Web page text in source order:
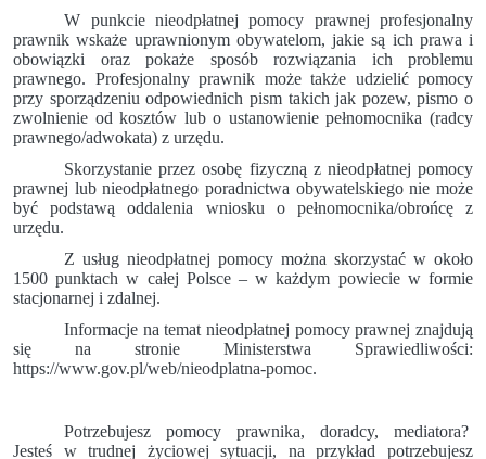
W punkcie nieodpłatnej pomocy prawnej profesjonalny
prawnik wskaże uprawnionym obywatelom, jakie są ich prawa i
obowiązki oraz pokaże sposób rozwiązania ich problemu
prawnego. Profesjonalny prawnik może także udzielić pomocy
przy sporządzeniu odpowiednich pism takich jak pozew, pismo o
zwolnienie od kosztów lub o ustanowienie pełnomocnika (radcy
prawnego/adwokata) z urzędu.
Skorzystanie przez osobę fizyczną z nieodpłatnej pomocy
prawnej lub nieodpłatnego poradnictwa obywatelskiego nie może
być podstawą oddalenia wniosku o pełnomocnika/obrońcę z
urzędu.
Z usług nieodpłatnej pomocy można skorzystać w około
1500 punktach w całej Polsce – w każdym powiecie w formie
stacjonarnej i zdalnej.
Informacje na temat nieodpłatnej pomocy prawnej znajdują
się na stronie Ministerstwa Sprawiedliwości:
https://www.gov.pl/web/nieodplatna-pomoc.
Potrzebujesz pomocy prawnika, doradcy, mediatora?
Jesteś w trudnej życiowej sytuacji, na przykład potrzebujesz